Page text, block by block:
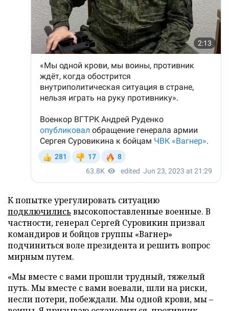
К попытке урегулировать ситуацию
подключились высокопоставленные военные. В
частности, генерал Сергей Суровикин призвал
командиров и бойцов группы «Вагнер»
подчиниться воле президента и решить вопрос
мирным путем.
«Мы вместе с вами прошли трудный, тяжелый
путь. Мы вместе с вами воевали, шли на риски,
несли потери, побеждали. Мы одной крови, мы –